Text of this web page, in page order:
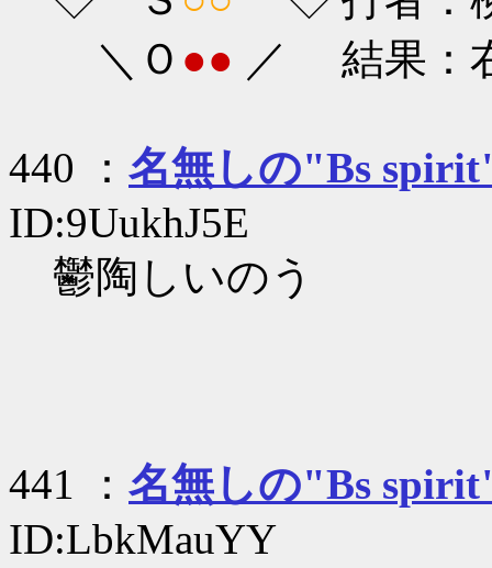
＼Ｏ ●● ／ 結果：
440 ： 名無しの"Bs
ID:9UukhJ5E
鬱陶しいのう
441 ： 名無しの"Bs
ID:LbkMauYY